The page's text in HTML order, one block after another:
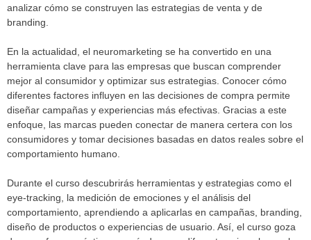
analizar cómo se construyen las estrategias de venta y de
branding.
En la actualidad, el neuromarketing se ha convertido en una
herramienta clave para las empresas que buscan comprender
mejor al consumidor y optimizar sus estrategias. Conocer cómo
diferentes factores influyen en las decisiones de compra permite
diseñar campañas y experiencias más efectivas. Gracias a este
enfoque, las marcas pueden conectar de manera certera con los
consumidores y tomar decisiones basadas en datos reales sobre el
comportamiento humano.
Durante el curso descubrirás herramientas y estrategias como el
eye-tracking, la medición de emociones y el análisis del
comportamiento, aprendiendo a aplicarlas en campañas, branding,
diseño de productos o experiencias de usuario. Así, el curso goza